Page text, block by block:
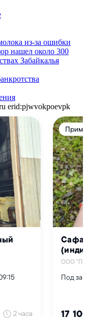
из-за ошибки
нашел около 300
Забайкалья
erid:pjwvokpoevpk